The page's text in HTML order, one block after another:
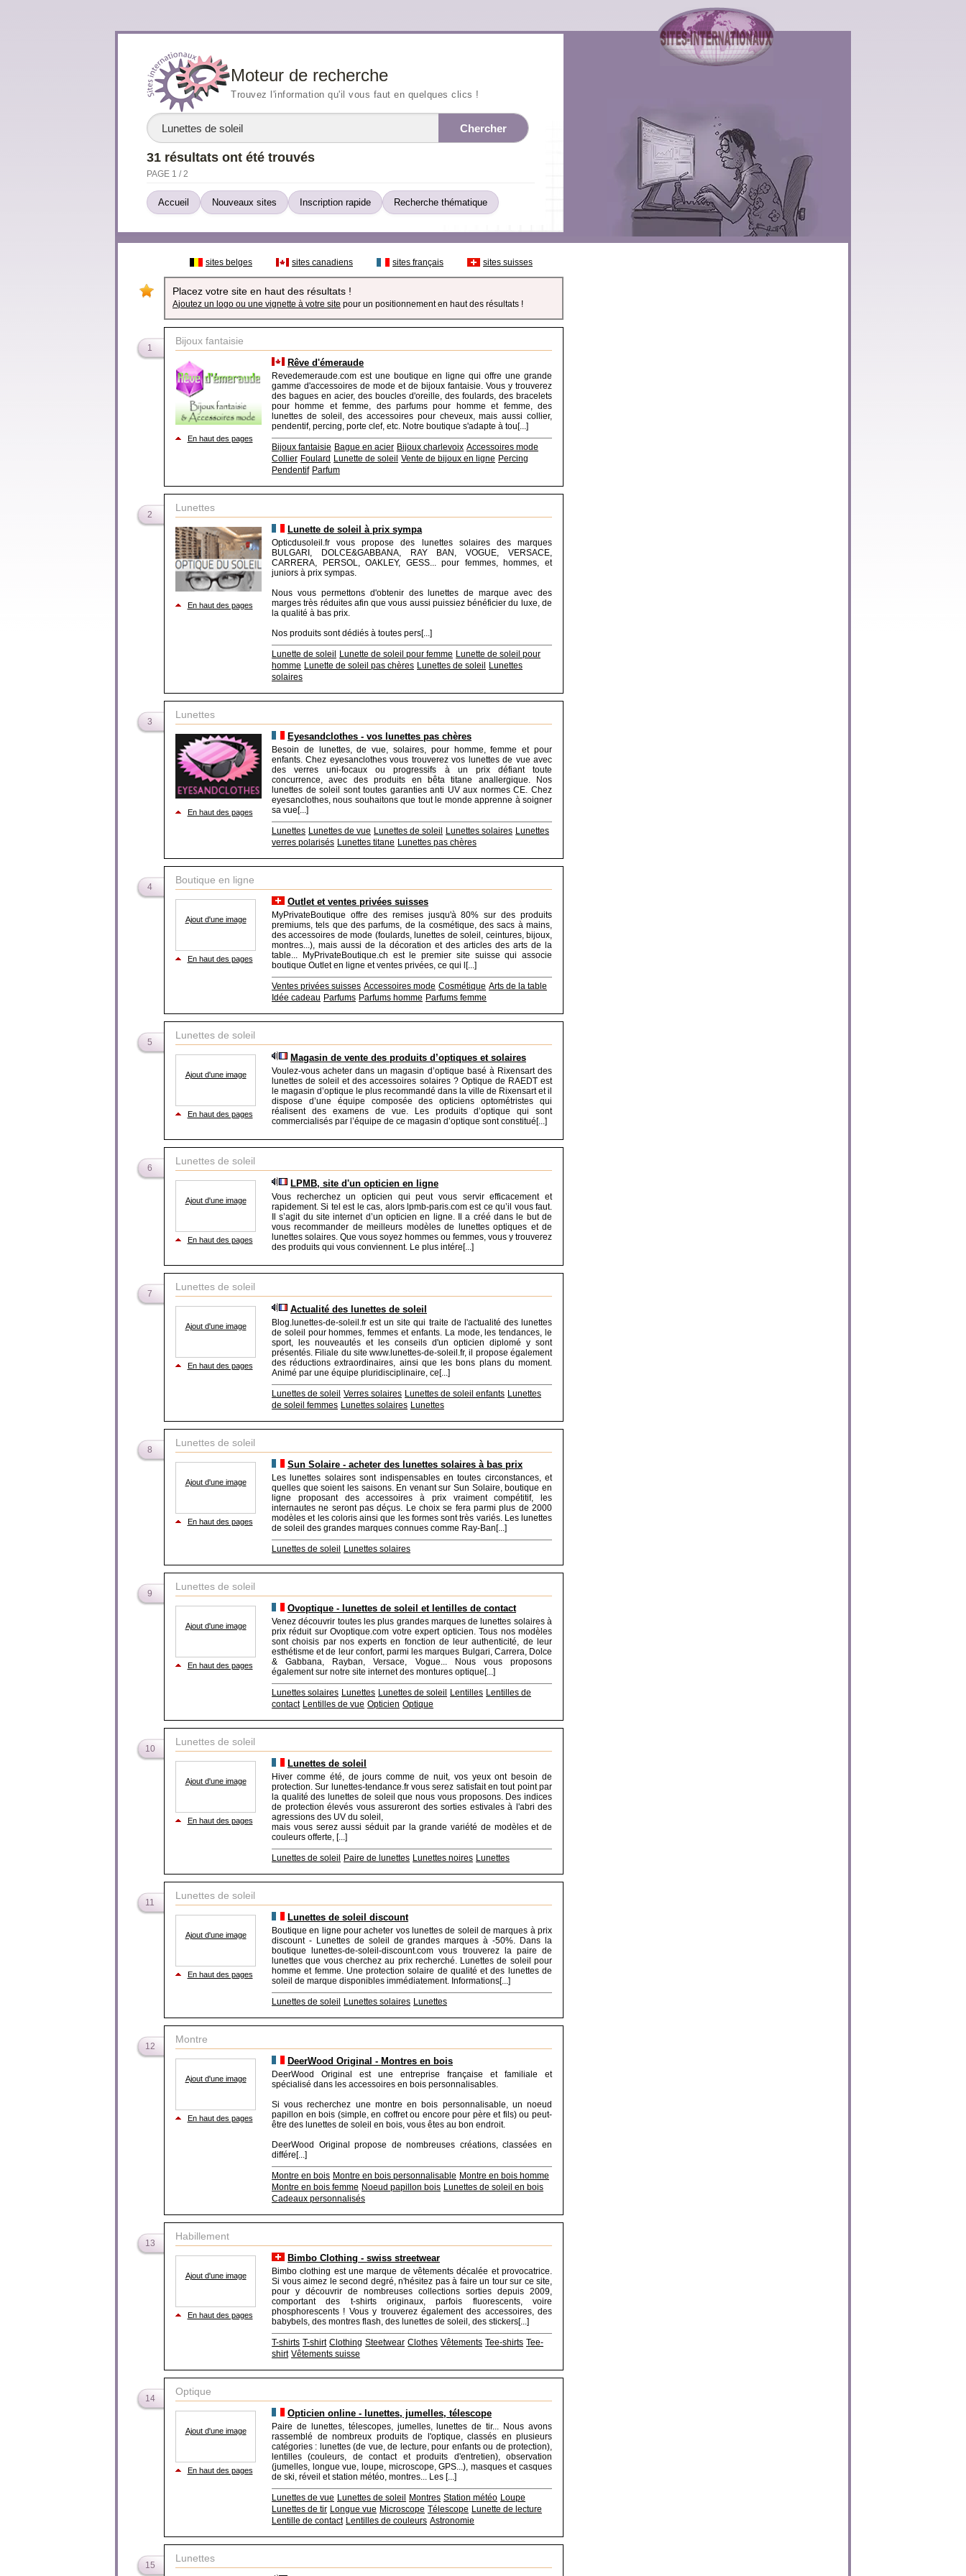
Moteur de recherche
Trouvez l'information qu'il vous faut en quelques clics !
Chercher
31 résultats ont été trouvés
PAGE 1 / 2
Accueil Nouveaux sites Inscription rapide Recherche thématique
sites belges sites canadiens sites français sites suisses
Placez votre site en haut des résultats !
Ajoutez un logo ou une vignette à votre site pour un positionnement en haut des résultats !
1
Bijoux fantaisie
En haut des pages
Rêve d'émeraude
Revedemeraude.com est une boutique en ligne qui offre une grande
gamme d'accessoires de mode et de bijoux fantaisie. Vous y trouverez
des bagues en acier, des boucles d'oreille, des foulards, des bracelets
pour homme et femme, des parfums pour homme et femme, des
lunettes de soleil, des accessoires pour cheveux, mais aussi collier,
pendentif, percing, porte clef, etc. Notre boutique s'adapte à tou[...]
Bijoux fantaisie Bague en acier Bijoux charlevoix Accessoires mode
Collier Foulard Lunette de soleil Vente de bijoux en ligne Percing
Pendentif Parfum
2
Lunettes
En haut des pages
Lunette de soleil à prix sympa
Opticdusoleil.fr vous propose des lunettes solaires des marques
BULGARI, DOLCE&GABBANA, RAY BAN, VOGUE, VERSACE,
CARRERA, PERSOL, OAKLEY, GESS... pour femmes, hommes, et
juniors à prix sympas.
Nous vous permettons d'obtenir des lunettes de marque avec des
marges très réduites afin que vous aussi puissiez bénéficier du luxe, de
la qualité à bas prix.
Nos produits sont dédiés à toutes pers[...]
Lunette de soleil Lunette de soleil pour femme Lunette de soleil pour
homme Lunette de soleil pas chères Lunettes de soleil
Lunettes
solaires
3
Lunettes
En haut des pages
Eyesandclothes - vos lunettes pas chères
Besoin de lunettes, de vue, solaires, pour homme, femme et pour
enfants. Chez eyesanclothes vous trouverez vos lunettes de vue avec
des verres uni-focaux ou progressifs à un prix défiant toute
concurrence, avec des produits en bêta titane anallergique. Nos
lunettes de soleil sont toutes garanties anti UV aux normes CE. Chez
eyesanclothes, nous souhaitons que tout le monde apprenne à soigner
sa vue[...]
Lunettes Lunettes de vue Lunettes de soleil Lunettes solaires Lunettes
verres polarisés Lunettes titane Lunettes pas chères
4
Boutique en ligne
Ajout d'une image
En haut des pages
Outlet et ventes privées suisses
MyPrivateBoutique offre des remises jusqu'à 80% sur des produits
premiums, tels que des parfums, de la cosmétique, des sacs à mains,
des accessoires de mode (foulards, lunettes de soleil, ceintures, bijoux,
montres...), mais aussi de la décoration et des articles des arts de la
table... MyPrivateBoutique.ch est le premier site suisse qui associe
boutique Outlet en ligne et ventes privées, ce qui l[...]
Ventes privées suisses Accessoires mode Cosmétique Arts de la table
Idée cadeau Parfums Parfums homme Parfums femme
5
Lunettes de soleil
Ajout d'une image
En haut des pages
Magasin de vente des produits d’optiques et solaires
Voulez-vous acheter dans un magasin d’optique basé à Rixensart des
lunettes de soleil et des accessoires solaires ? Optique de RAEDT est
le magasin d’optique le plus recommandé dans la ville de Rixensart et il
dispose d’une équipe composée des opticiens optométristes qui
réalisent des examens de vue. Les produits d’optique qui sont
commercialisés par l’équipe de ce magasin d’optique sont constitué[...]
6
Lunettes de soleil
Ajout d'une image
En haut des pages
LPMB, site d'un opticien en ligne
Vous recherchez un opticien qui peut vous servir efficacement et
rapidement. Si tel est le cas, alors lpmb-paris.com est ce qu’il vous faut.
Il s’agit du site internet d’un opticien en ligne. Il a créé dans le but de
vous recommander de meilleurs modèles de lunettes optiques et de
lunettes solaires. Que vous soyez hommes ou femmes, vous y trouverez
des produits qui vous conviennent. Le plus intére[...]
7
Lunettes de soleil
Ajout d'une image
En haut des pages
Actualité des lunettes de soleil
Blog.lunettes-de-soleil.fr est un site qui traite de l'actualité des lunettes
de soleil pour hommes, femmes et enfants. La mode, les tendances, le
sport, les nouveautés et les conseils d'un opticien diplomé y sont
présentés. Filiale du site www.lunettes-de-soleil.fr, il propose également
des réductions extraordinaires, ainsi que les bons plans du moment.
Animé par une équipe pluridisciplinaire, ce[...]
Lunettes de soleil Verres solaires Lunettes de soleil enfants Lunettes
de soleil femmes Lunettes solaires Lunettes
8
Lunettes de soleil
Ajout d'une image
En haut des pages
Sun Solaire - acheter des lunettes solaires à bas prix
Les lunettes solaires sont indispensables en toutes circonstances, et
quelles que soient les saisons. En venant sur Sun Solaire, boutique en
ligne proposant des accessoires à prix vraiment compétitif, les
internautes ne seront pas déçus. Le choix se fera parmi plus de 2000
modèles et les coloris ainsi que les formes sont très variés. Les lunettes
de soleil des grandes marques connues comme Ray-Ban[...]
Lunettes de soleil Lunettes solaires
9
Lunettes de soleil
Ajout d'une image
En haut des pages
Ovoptique - lunettes de soleil et lentilles de contact
Venez découvrir toutes les plus grandes marques de lunettes solaires à
prix réduit sur Ovoptique.com votre expert opticien. Tous nos modèles
sont choisis par nos experts en fonction de leur authenticité, de leur
esthétisme et de leur confort, parmi les marques Bulgari, Carrera, Dolce
& Gabbana, Rayban, Versace, Vogue... Nous vous proposons
également sur notre site internet des montures optique[...]
Lunettes solaires Lunettes Lunettes de soleil Lentilles Lentilles de
contact Lentilles de vue Opticien Optique
10
Lunettes de soleil
Ajout d'une image
En haut des pages
Lunettes de soleil
Hiver comme été, de jours comme de nuit, vos yeux ont besoin de
protection. Sur lunettes-tendance.fr vous serez satisfait en tout point par
la qualité des lunettes de soleil que nous vous proposons. Des indices
de protection élevés vous assureront des sorties estivales à l'abri des
agressions des UV du soleil,
mais vous serez aussi séduit par la grande variété de modèles et de
couleurs offerte, [...]
Lunettes de soleil Paire de lunettes Lunettes noires Lunettes
11
Lunettes de soleil
Ajout d'une image
En haut des pages
Lunettes de soleil discount
Boutique en ligne pour acheter vos lunettes de soleil de marques à prix
discount - Lunettes de soleil de grandes marques à -50%. Dans la
boutique lunettes-de-soleil-discount.com vous trouverez la paire de
lunettes que vous cherchez au prix recherché. Lunettes de soleil pour
homme et femme. Une protection solaire de qualité et des lunettes de
soleil de marque disponibles immédiatement. Informations[...]
Lunettes de soleil Lunettes solaires Lunettes
12
Montre
Ajout d'une image
En haut des pages
DeerWood Original - Montres en bois
DeerWood Original est une entreprise française et familiale et
spécialisé dans les accessoires en bois personnalisables.
Si vous recherchez une montre en bois personnalisable, un noeud
papillon en bois (simple, en coffret ou encore pour père et fils) ou peut-
être des lunettes de soleil en bois, vous êtes au bon endroit.
DeerWood Original propose de nombreuses créations, classées en
différe[...]
Montre en bois Montre en bois personnalisable Montre en bois homme
Montre en bois femme Noeud papillon bois Lunettes de soleil en bois
Cadeaux personnalisés
13
Habillement
Ajout d'une image
En haut des pages
Bimbo Clothing - swiss streetwear
Bimbo clothing est une marque de vêtements décalée et provocatrice.
Si vous aimez le second degré, n'hésitez pas à faire un tour sur ce site,
pour y découvrir de nombreuses collections sorties depuis 2009,
comportant des t-shirts originaux, parfois fluorescents, voire
phosphorescents ! Vous y trouverez également des accessoires, des
babybels, des montres flash, des lunettes de soleil, des stickers[...]
T-shirts T-shirt Clothing Steetwear Clothes Vêtements Tee-shirts Tee-
shirt Vêtements suisse
14
Optique
Ajout d'une image
En haut des pages
Opticien online - lunettes, jumelles, télescope
Paire de lunettes, télescopes, jumelles, lunettes de tir... Nous avons
rassemblé de nombreux produits de l'optique, classés en plusieurs
catégories : lunettes (de vue, de lecture, pour enfants ou de protection),
lentilles (couleurs, de contact et produits d'entretien), observation
(jumelles, longue vue, loupe, microscope, GPS...), masques et casques
de ski, réveil et station météo, montres... Les [...]
Lunettes de vue Lunettes de soleil Montres Station météo Loupe
Lunettes de tir Longue vue Microscope Télescope Lunette de lecture
Lentille de contact Lentilles de couleurs Astronomie
15
Lunettes